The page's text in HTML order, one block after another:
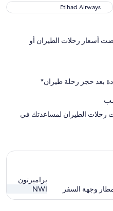
Etihad Airways
Etihad Airways
أسعار رحلات الطيران أو
بعد حجز رحلة طيران*
رحلات الطيران لمساعدتك في
براميرتون
وجهة السفر
NWI